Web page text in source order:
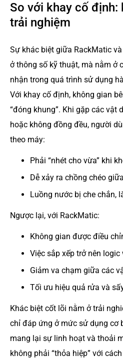
So với khay cố định:
trải nghiệm
Sự khác biệt giữa RackMatic
ở thông số kỹ thuật, mà nằm ở
nhận trong quá trình sử dụng
Với khay cố định, không gian
“đóng khung”. Khi gặp các vật
hoặc không đồng đều, người
theo máy:
Phải “nhét cho vừa” khi
Dễ xảy ra chồng chéo
Luồng nước bị che chắn,
Ngược lại, với RackMatic:
Không gian được điều
Việc sắp xếp trở nên logic
Giảm va chạm giữa các
Tối ưu hiệu quả rửa và
Khác biệt cốt lõi nằm ở trải
chỉ đáp ứng ở mức sử dụng cơ
mang lại sự linh hoạt và thoải
không phải “thỏa hiệp” với